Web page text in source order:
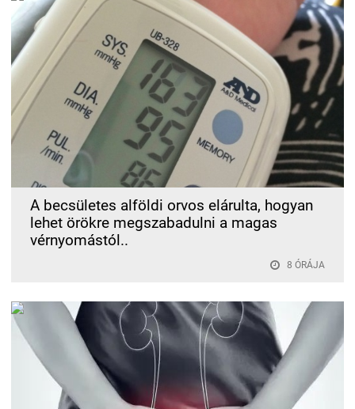
A becsületes alföldi orvos elárulta, hogyan
lehet örökre megszabadulni a magas
vérnyomástól..
8 ÓRÁJA